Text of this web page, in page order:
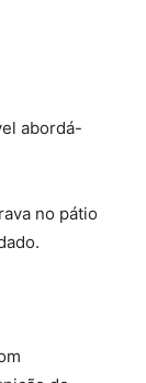
abordá-
no pátio